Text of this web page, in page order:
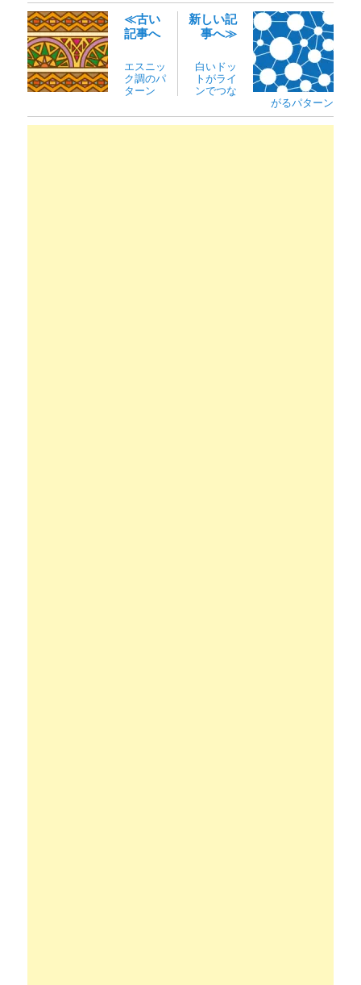
≪古い
記事へ
エスニッ
ク調のパ
ターン
新しい記
事へ≫
白いドッ
トがライ
ンでつな
がるパターン